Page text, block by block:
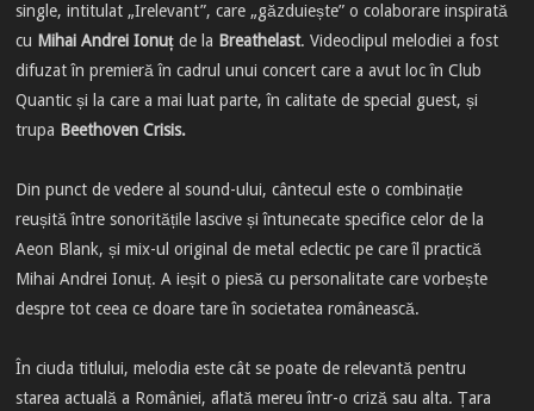
single, intitulat „Irelevant”, care „găzduiește” o colaborare inspirată
cu Mihai Andrei Ionuțde la Breathelast. Videoclipul melodiei a fost
difuzat în premieră în cadrul unui concert care a avut loc în Club
Quantic și la care a mai luat parte, în calitate de special guest, și
trupa Beethoven Crisis.
Din punct de vedere al sound-ului, cântecul este o combinație
reușită între sonoritățile lascive și întunecate specifice celor de la
Aeon Blank, și mix-ul original de metal eclectic pe care îl practică
Mihai Andrei Ionuț. A ieșit o piesă cu personalitate care vorbește
despre tot ceea ce doare tare în societatea românească.
În ciuda titlului, melodia este cât se poate de relevantă pentru
starea actuală a României, aflată mereu într-o criză sau alta. Țara